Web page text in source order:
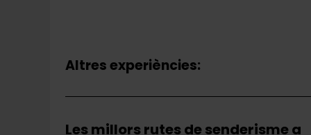
Altres experiències:
Les millors rutes de senderisme a